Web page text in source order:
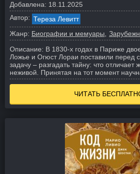
Добавлена: 18.11.2025
Автор: Тереза Левитт
Жанр: Биографии и мемуары
Описание: В 1830-х годах в Париже
Ложье и Огюст Лораи поставили перед
задачу – разгадать тайну: что
неживой. Принятая на тот момент
ЧИТАТЬ